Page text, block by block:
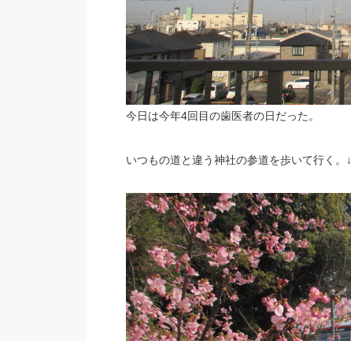
今日は今年4回目の歯医者の日だった。
いつもの道と違う神社の参道を歩いて行く。↓